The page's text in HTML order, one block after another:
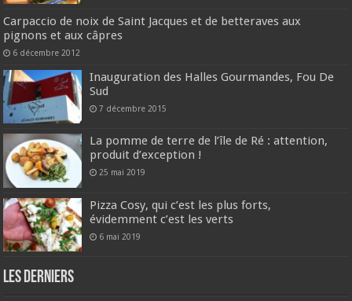
Carpaccio de noix de Saint Jacques et de betteraves aux
pignons et aux câpres
6 décembre 2012
Inauguration des Halles Gourmandes, Fou De
Sud
7 décembre 2015
La pomme de terre de l’île de Ré : attention,
produit d’exception !
25 mai 2019
Pizza Cosy, qui c’est les plus forts,
évidemment c’est les verts
6 mai 2019
Les derniers